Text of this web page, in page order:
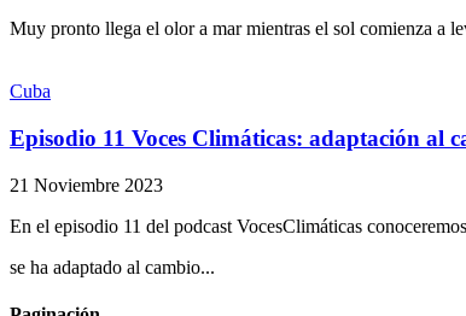
Muy pronto llega el olor a mar mientras el sol comienza a
Cuba
Episodio 11 Voces Climáticas: adaptación al
21 Noviembre 2023
En el episodio 11 del podcast VocesClimáticas
se ha adaptado al cambio...